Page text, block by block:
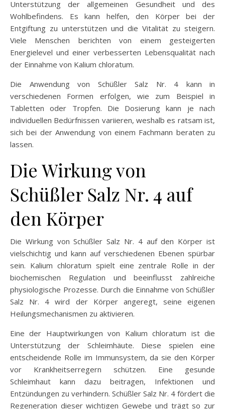
Unterstützung der allgemeinen Gesundheit und des
Wohlbefindens. Es kann helfen, den Körper bei der
Entgiftung zu unterstützen und die Vitalität zu steigern.
Viele Menschen berichten von einem gesteigerten
Energielevel und einer verbesserten Lebensqualität nach
der Einnahme von Kalium chloratum.
Die Anwendung von Schüßler Salz Nr. 4 kann in
verschiedenen Formen erfolgen, wie zum Beispiel in
Tabletten oder Tropfen. Die Dosierung kann je nach
individuellen Bedürfnissen variieren, weshalb es ratsam ist,
sich bei der Anwendung von einem Fachmann beraten zu
lassen.
Die Wirkung von
Schüßler Salz Nr. 4 auf
den Körper
Die Wirkung von Schüßler Salz Nr. 4 auf den Körper ist
vielschichtig und kann auf verschiedenen Ebenen spürbar
sein. Kalium chloratum spielt eine zentrale Rolle in der
biochemischen Regulation und beeinflusst zahlreiche
physiologische Prozesse. Durch die Einnahme von Schüßler
Salz Nr. 4 wird der Körper angeregt, seine eigenen
Heilungsmechanismen zu aktivieren.
Eine der Hauptwirkungen von Kalium chloratum ist die
Unterstützung der Schleimhäute. Diese spielen eine
entscheidende Rolle im Immunsystem, da sie den Körper
vor Krankheitserregern schützen. Eine gesunde
Schleimhaut kann dazu beitragen, Infektionen und
Entzündungen zu verhindern. Schüßler Salz Nr. 4 fördert die
Regeneration dieser wichtigen Gewebe und trägt so zur